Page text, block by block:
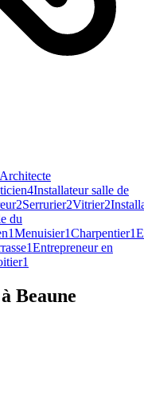
Architecte
4Installateur salle de
2Serrurier2Vitrier2
du
1Menuisier1Charpentier1
1Entrepreneur en
1
Beaune